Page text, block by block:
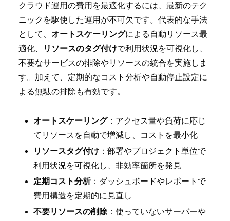
クラウド運用の費用を最適化するには、最新のテク
ニックを駆使した運用が不可欠です。代表的な手法
として、 オートスケーリングによる自動リソース最
適化、
リソースのタグ付けで利用状況を可視化し、
不要なサービスの排除やリソースの統合を実施しま
す。加えて、定期的なコスト分析や自動停止設定に
よる無駄の排除も有効です。
オートスケーリング：アクセス量や負荷に応じ
てリソースを自動で増減し、コストを最小化
リソースタグ付け ：部署やプロジェクト単位で
利用状況を可視化し、非効率箇所を発見
定期コスト分析：ダッシュボードやレポートで
費用構造を定期的に見直し
不要リソースの削除：使っていないサーバーや